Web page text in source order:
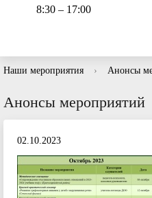
8:30 – 17:00
Наши мероприятия › Анонсы
Анонсы мероприятий
02.10.2023